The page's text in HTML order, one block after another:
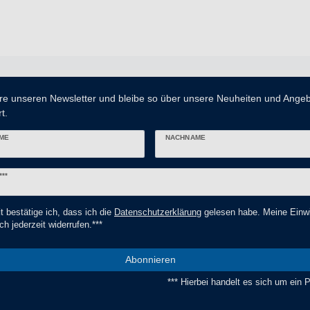
unseren Newsletter und bleibe so über unsere Neuheiten und
NACHNAME
bestätige ich, dass ich die Daten­schutz­erklärung gelesen habe. Meine
jederzeit widerrufen.***
Abonnieren
*** Hierbei handelt es sich um ein